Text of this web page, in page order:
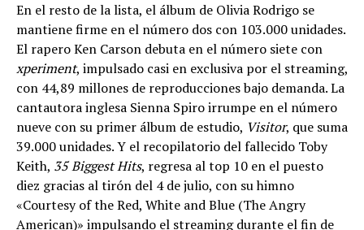
En el resto de la lista, el álbum de Olivia Rodrigo se
mantiene firme en el número dos con 103.000 unidades.
El rapero Ken Carson debuta en el número siete con
xperiment, impulsado casi en exclusiva por el streaming,
con 44,89 millones de reproducciones bajo demanda. La
cantautora inglesa Sienna Spiro irrumpe en el número
nueve con su primer álbum de estudio, Visitor, que suma
39.000 unidades. Y el recopilatorio del fallecido Toby
Keith, 35 Biggest Hits, regresa al top 10 en el puesto
diez gracias al tirón del 4 de julio, con su himno
«Courtesy of the Red, White and Blue (The Angry
American)» impulsando el streaming durante el fin de